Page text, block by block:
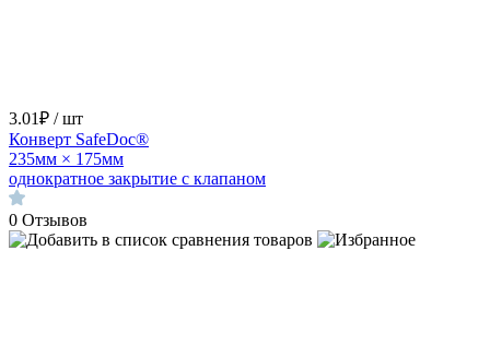
3.01₽ / шт
Конверт SafeDoc®
235мм × 175мм
однократное закрытие с клапаном
0 Отзывов